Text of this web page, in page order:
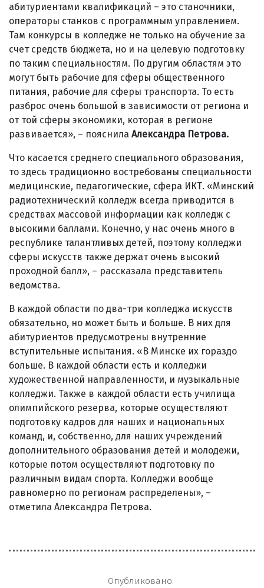
абитуриентами квалификаций – это станочники,
операторы станков с программным управлением.
Там конкурсы в колледже не только на обучение за
счет средств бюджета, но и на целевую подготовку
по таким специальностям. По другим областям это
могут быть рабочие для сферы общественного
питания, рабочие для сферы транспорта. То есть
разброс очень большой в зависимости от региона и
от той сферы экономики, которая в регионе
развивается», – пояснила Александра Петрова.
Что касается среднего специального образования,
то здесь традиционно востребованы специальности
медицинские, педагогические, сфера ИКТ. «Минский
радиотехнический колледж всегда приводится в
средствах массовой информации как колледж с
высокими баллами. Конечно, у нас очень много в
республике талантливых детей, поэтому колледжи
сферы искусств также держат очень высокий
проходной балл», – рассказала представитель
ведомства.
В каждой области по два-три колледжа искусств
обязательно, но может быть и больше. В них для
абитуриентов предусмотрены внутренние
вступительные испытания. «В Минске их гораздо
больше. В каждой области есть и колледжи
художественной направленности, и музыкальные
колледжи. Также в каждой области есть училища
олимпийского резерва, которые осуществляют
подготовку кадров для наших и национальных
команд, и, собственно, для наших учреждений
дополнительного образования детей и молодежи,
которые потом осуществляют подготовку по
различным видам спорта. Колледжи вообще
равномерно по регионам распределены», –
отметила Александра Петрова.
Опубликовано: